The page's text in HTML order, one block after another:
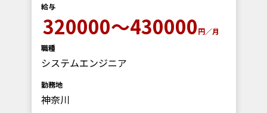
給与
320000～430000円／月
職種
システムエンジニア
勤務地
神奈川